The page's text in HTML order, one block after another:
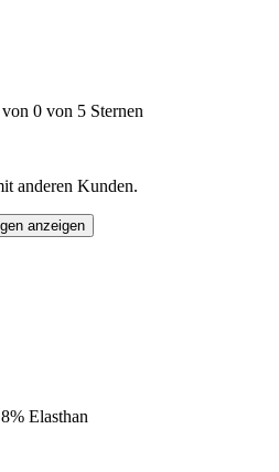
0 von 5 Sternen
anderen Kunden.
anzeigen
Elasthan